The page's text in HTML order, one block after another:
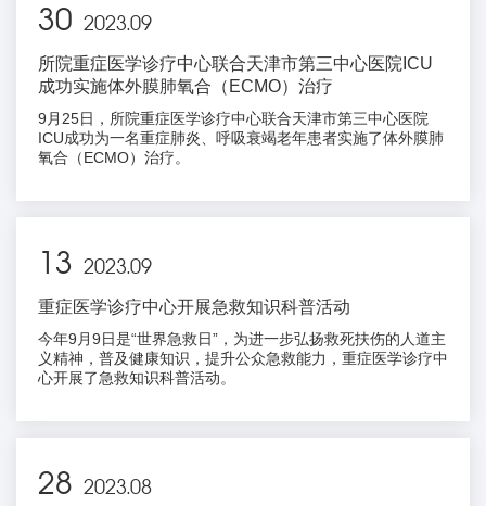
30 2023.09
所院重症医学诊疗中心联合天津市第三中心医院ICU
成功实施体外膜肺氧合（ECMO）治疗
9月25日，所院重症医学诊疗中心联合天津市第三中心医院
ICU成功为一名重症肺炎、呼吸衰竭老年患者实施了体外膜肺
氧合（ECMO）治疗。
13 2023.09
重症医学诊疗中心开展急救知识科普活动
今年9月9日是“世界急救日”，为进一步弘扬救死扶伤的人道主
义精神，普及健康知识，提升公众急救能力，重症医学诊疗中
心开展了急救知识科普活动。
28 2023.08